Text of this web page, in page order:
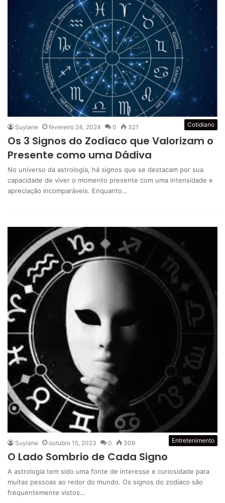
Cotidiano
Suylane fevereiro 24, 2024 0 321
Os 3 Signos do Zodíaco que Valorizam o
Presente como uma Dádiva
No universo da astrologia, há signos que se destacam por sua
capacidade de viver o momento presente com uma intensidade e
apreciação incomparáveis. Enquanto…
Entretenimento
Suylane outubro 15, 2023 0 309
O Lado Sombrio de Cada Signo
A astrologia tem sido uma fonte de interesse e curiosidade para
muitas pessoas ao redor do mundo. Os signos do zodíaco são
frequentemente vistos…